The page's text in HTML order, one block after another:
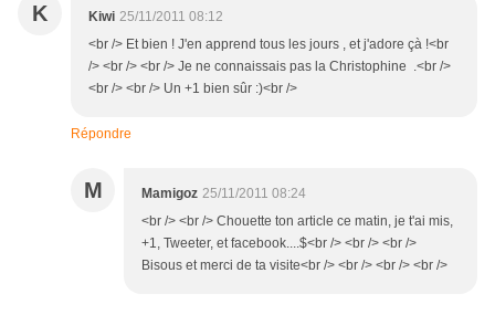
K Kiwi 25/11/2011 08:12
<br /> Et bien ! J'en apprend tous les jours , et j'adore çà !<br
/> <br /> <br /> Je ne connaissais pas la Christophine .<br />
<br /> <br /> Un +1 bien sûr :)<br />
Répondre
M Mamigoz 25/11/2011 08:24
<br /> <br /> Chouette ton article ce matin, je t'ai mis,
+1, Tweeter, et facebook....$<br /> <br /> <br />
Bisous et merci de ta visite<br /> <br /> <br /> <br />